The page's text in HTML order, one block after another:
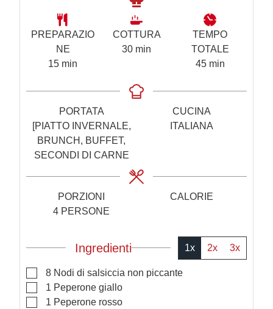
PREPARAZIO
NE
15m
n
u
t
i
min
COTTURA
30m
u
min
TEMPO
TOTALE
45m
n
u
t
min
PORTATA
[PIATTO INVERNALE,
BRUNCH, BUFFET,
SECONDI DI CARNE
CUCINA
ITALIANA
PORZIONI
4 PERSONE
CALORIE
Ingredienti 1x 2x 3x
▢
8 Nodi di salsiccia non piccante
▢
1 Peperone giallo
▢
1 Peperone rosso